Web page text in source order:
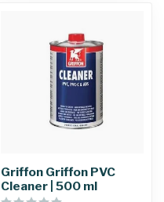
Griffon Griffon PVC
Cleaner | 500 ml